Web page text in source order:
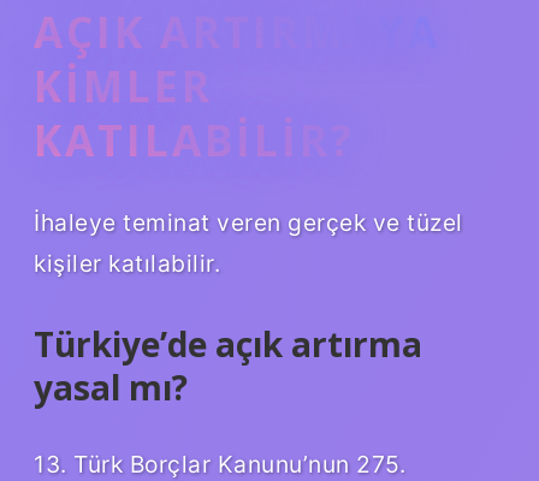
AÇIK ARTIRMAYA
KIMLER
KATILABILIR?
İhaleye teminat veren gerçek ve tüzel
kişiler katılabilir.
Türkiye’de açık artırma
yasal mı?
13. Türk Borçlar Kanunu’nun 275.